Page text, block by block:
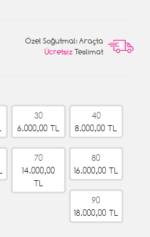
Özel Soğutmalı Araçta
Ücretsiz Teslimat
30
6.000,00 TL
40
8.000,00 TL
70
14.000,00
TL
80
16.000,00 TL
90
18.000,00 TL